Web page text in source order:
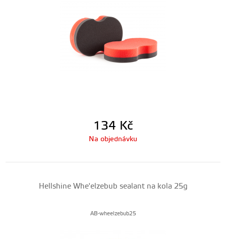
134 Kč
Na objednávku
Hellshine Whe'elzebub sealant na kola 25g
AB-wheelzebub25